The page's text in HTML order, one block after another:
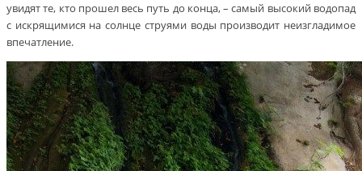
увидят те, кто прошел весь путь до конца, – самый высокий водопад
с искрящимися на солнце струями воды производит неизгладимое
впечатление.